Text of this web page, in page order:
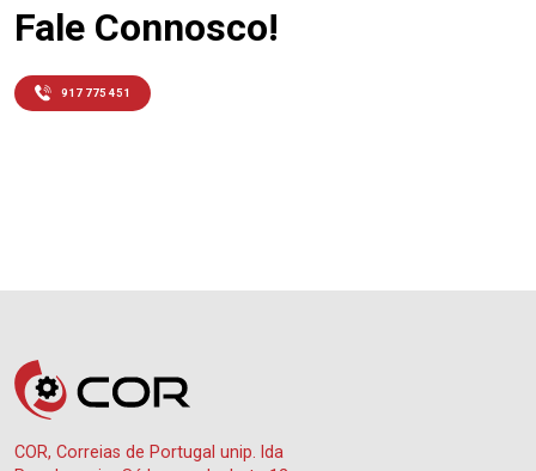
Fale Connosco!
917 775 451
COR, Correias de Portugal unip. lda